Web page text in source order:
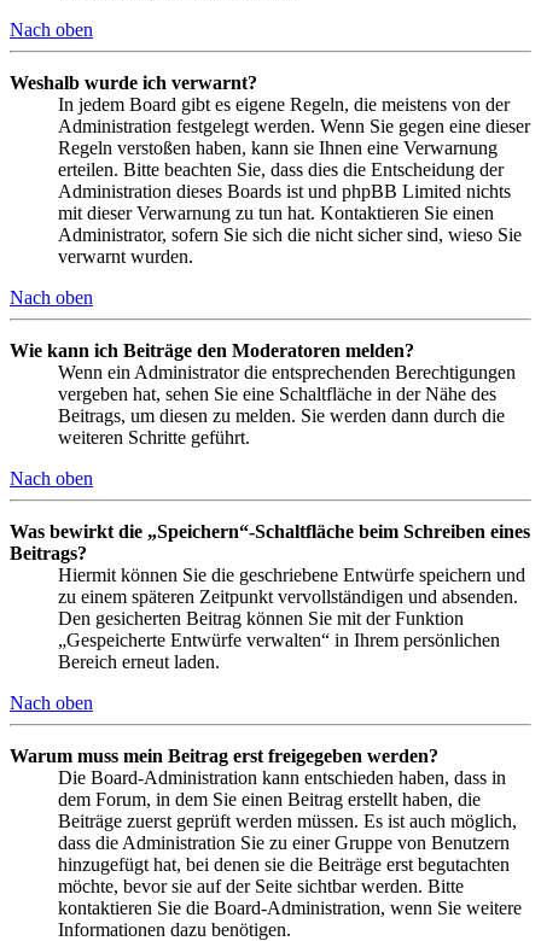
Nach oben
Weshalb wurde ich verwarnt?
In jedem Board gibt es eigene Regeln, die meistens von der
Administration festgelegt werden. Wenn Sie gegen eine dieser
Regeln verstoßen haben, kann sie Ihnen eine Verwarnung
erteilen. Bitte beachten Sie, dass dies die Entscheidung der
Administration dieses Boards ist und phpBB Limited nichts
mit dieser Verwarnung zu tun hat. Kontaktieren Sie einen
Administrator, sofern Sie sich die nicht sicher sind, wieso Sie
verwarnt wurden.
Nach oben
Wie kann ich Beiträge den Moderatoren melden?
Wenn ein Administrator die entsprechenden Berechtigungen
vergeben hat, sehen Sie eine Schaltfläche in der Nähe des
Beitrags, um diesen zu melden. Sie werden dann durch die
weiteren Schritte geführt.
Nach oben
Was bewirkt die „Speichern“-Schaltfläche beim Schreiben eines
Beitrags?
Hiermit können Sie die geschriebene Entwürfe speichern und
zu einem späteren Zeitpunkt vervollständigen und absenden.
Den gesicherten Beitrag können Sie mit der Funktion
„Gespeicherte Entwürfe verwalten“ in Ihrem persönlichen
Bereich erneut laden.
Nach oben
Warum muss mein Beitrag erst freigegeben werden?
Die Board-Administration kann entschieden haben, dass in
dem Forum, in dem Sie einen Beitrag erstellt haben, die
Beiträge zuerst geprüft werden müssen. Es ist auch möglich,
dass die Administration Sie zu einer Gruppe von Benutzern
hinzugefügt hat, bei denen sie die Beiträge erst begutachten
möchte, bevor sie auf der Seite sichtbar werden. Bitte
kontaktieren Sie die Board-Administration, wenn Sie weitere
Informationen dazu benötigen.